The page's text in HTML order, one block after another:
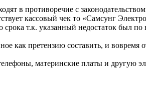
в противоречие с
кассовый чек то «Самсунг
т.к. указанный недостаток был
как претензию составить, и
материнские платы и другую